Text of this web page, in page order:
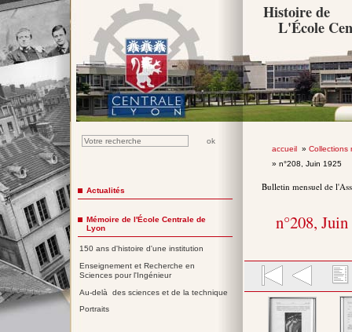
Histoire de
L'École
accueil» Collections
» n°208, Juin 1925
Bulletin mensuel de
n°208,
Actualités
Mémoire de l'École Centrale de
Lyon
150 ans d'histoire d'une institution
Enseignement et Recherche en
Sciences pour l'Ingénieur
Au-delà des sciences et de la technique
Portraits